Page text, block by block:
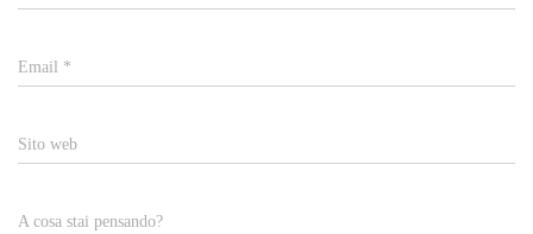
Email *
Sito web
A cosa stai pensando?